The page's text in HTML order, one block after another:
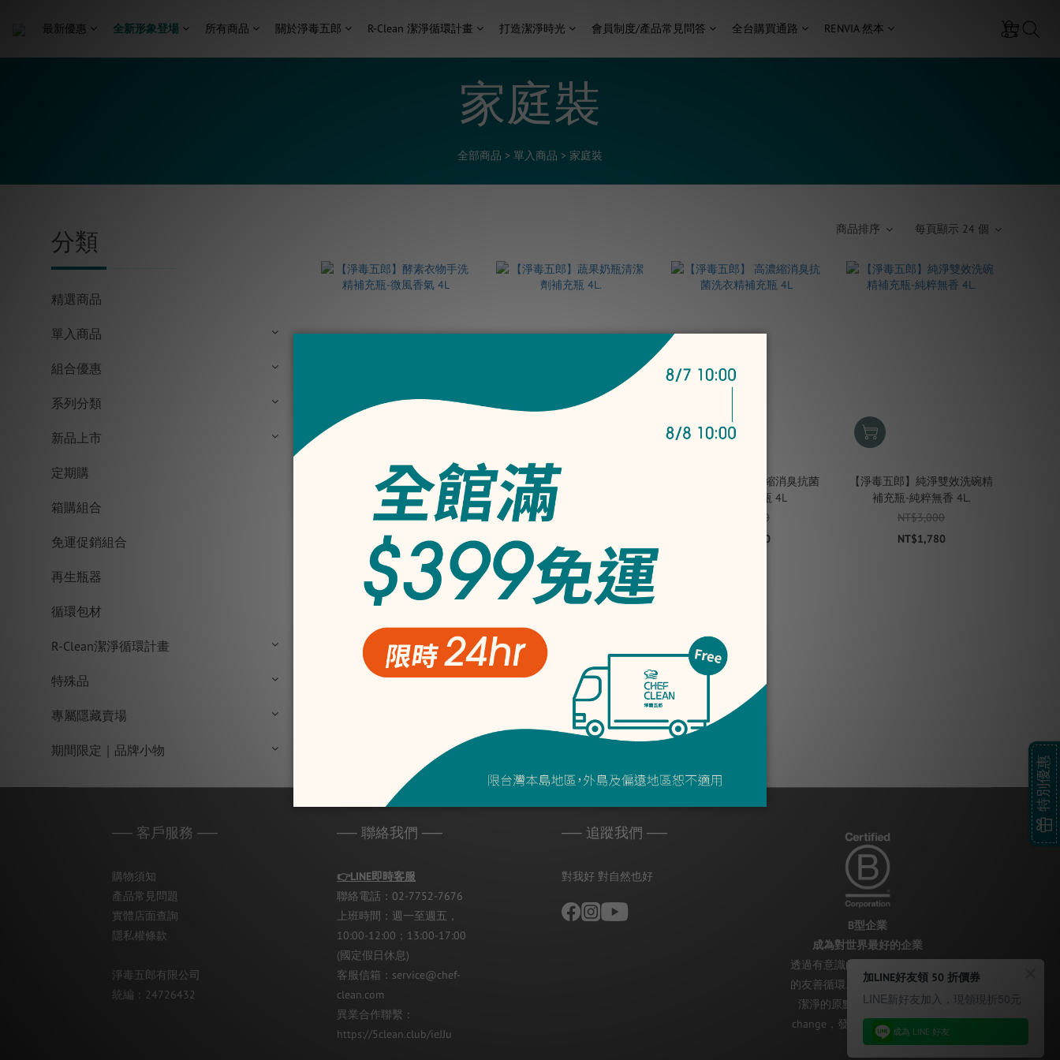
最新優惠 全新形象登場 所有商品 關於淨毒五郎 R-Clean 潔淨循環計畫 打造潔淨時光 會員制度/產品常見問答 全台購買通路 RENVIA 然本
家庭裝
全部商品 > 單入商品 > 家庭裝
分類
精選商品
單入商品
組合優惠
系列分類
新品上市
定期購
箱購組合
免運促銷組合
再生瓶器
循環包材
R-Clean潔淨循環計畫
特殊品
專屬隱藏賣場
期間限定｜品牌小物
商品排序 每頁顯示 24 個
【淨毒五郎】酵素衣物手洗精
補充瓶-微風香氣 4L
NT$3,600
NT$2,280
【淨毒五郎】蔬果奶瓶清潔劑
補充瓶 4L.
NT$3,280
【淨毒五郎】 高濃縮消臭抗菌
洗衣精補充瓶 4L
NT$3,100
NT$1,980
【淨毒五郎】純淨雙效洗碗精
補充瓶-純粹無香 4L.
NT$3,000
NT$1,780
── 客戶服務 ──
購物須知
產品常見問題
實體店面查詢
隱私權條款
淨毒五郎有限公司
統編：24726432
── 聯絡我們 ──
👉LINE即時客服
聯絡電話：02-7752-7676
上班時間：週一至週五，
10:00-12:00；13:00-17:00
(國定假日休息)
客服信箱：service@chef-
clean.com
異業合作聯繫：
https://5clean.club/ieJJu
── 追蹤我們 ──
對我好 對自然也好
B型企業
成為對世界最好的企業
透過有意識的努力，與世界共好
的友善循環。不忘初衷，從安全
潔淨的原點開始，持續 B the
change，發揮對世界最好的B型
影響！
特別優惠
加LINE好友領 50 折價券
LINE新好友加入，現領現折50元
成為 LINE 好友